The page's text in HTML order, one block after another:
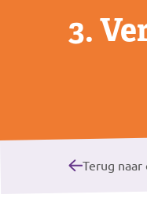
3.
Terug